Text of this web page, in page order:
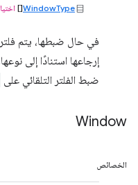
WindowType
[]
في حال ضبطها، يتم
إرجاعها استنادًا إلى
ضبط الفلتر التلقائي على
Window
الخصائص